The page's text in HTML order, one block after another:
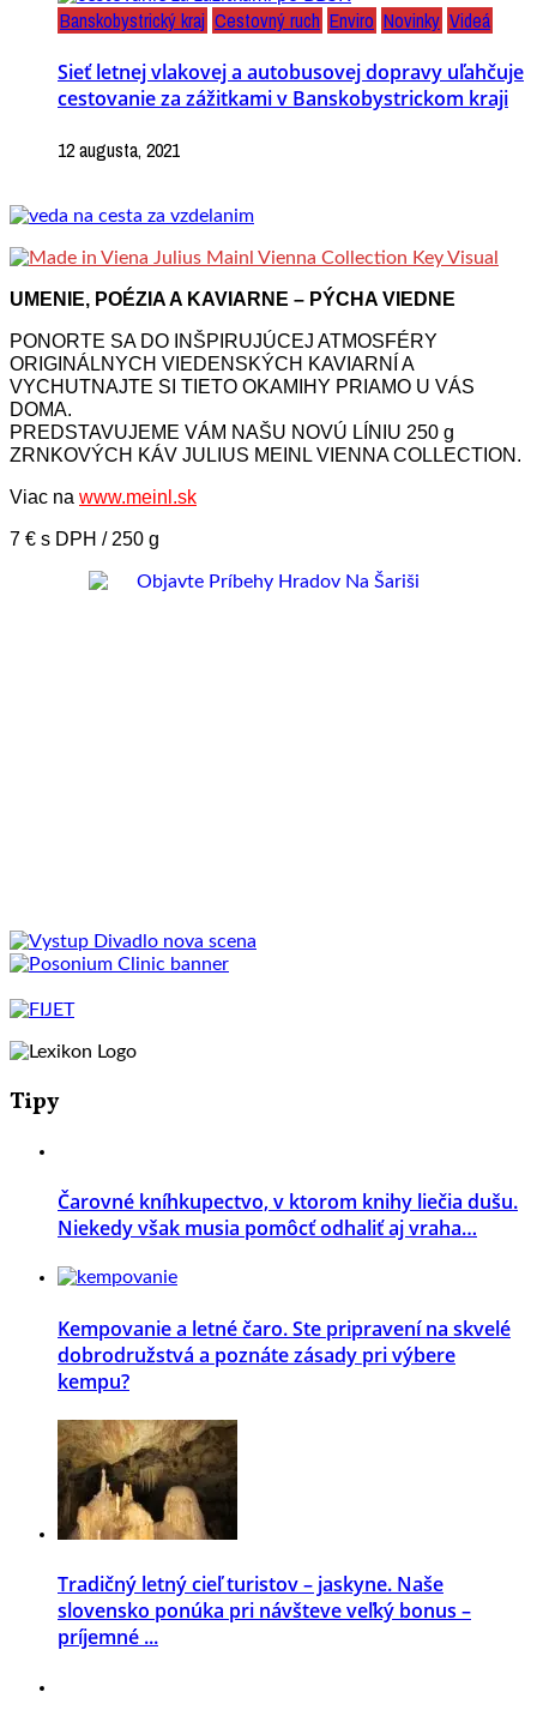
Banskobystrický kraj Cestovný ruch Enviro Novinky Videá
Sieť letnej vlakovej a autobusovej dopravy uľahčuje
cestovanie za zážitkami v Banskobystrickom kraji
12 augusta, 2021
UMENIE, POÉZIA A KAVIARNE – PÝCHA VIEDNE
PONORTE SA DO INŠPIRUJÚCEJ ATMOSFÉRY
ORIGINÁLNYCH VIEDENSKÝCH KAVIARNÍ A
VYCHUTNAJTE SI TIETO OKAMIHY PRIAMO U VÁS
DOMA.
PREDSTAVUJEME VÁM NAŠU NOVÚ LÍNIU 250 g
ZRNKOVÝCH KÁV JULIUS MEINL VIENNA COLLECTION.
Viac na www.meinl.sk
7 € s DPH / 250 g
Tipy
Čarovné kníhkupectvo, v ktorom knihy liečia dušu.
Niekedy však musia pomôcť odhaliť aj vraha…
Kempovanie a letné čaro. Ste pripravení na skvelé
dobrodružstvá a poznáte zásady pri výbere
kempu?
Tradičný letný cieľ turistov – jaskyne. Naše
slovensko ponúka pri návšteve veľký bonus –
príjemné ...